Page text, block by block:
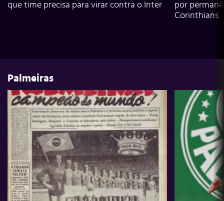
que time precisa para virar contra o Inter
por
Corinthians
Palmeiras